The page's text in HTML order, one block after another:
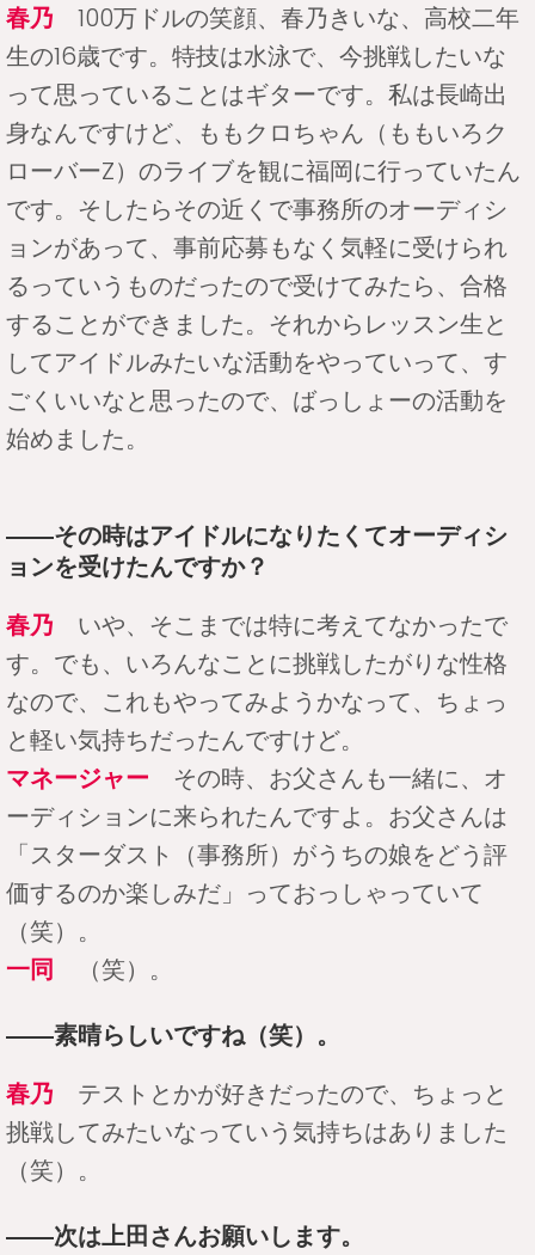
春乃 100万ドルの笑顔、春乃きいな、高校二年
生の16歳です。特技は水泳で、今挑戦したいな
って思っていることはギターです。私は長崎出
身なんですけど、ももクロちゃん（ももいろク
ローバーZ）のライブを観に福岡に行っていたん
です。そしたらその近くで事務所のオーディシ
ョンがあって、事前応募もなく気軽に受けられ
るっていうものだったので受けてみたら、合格
することができました。それからレッスン生と
してアイドルみたいな活動をやっていって、す
ごくいいなと思ったので、ばっしょーの活動を
始めました。
――その時はアイドルになりたくてオーディシ
ョンを受けたんですか？
春乃 いや、そこまでは特に考えてなかったで
す。でも、いろんなことに挑戦したがりな性格
なので、これもやってみようかなって、ちょっ
と軽い気持ちだったんですけど。
マネージャー その時、お父さんも一緒に、オ
ーディションに来られたんですよ。お父さんは
「スターダスト（事務所）がうちの娘をどう評
価するのか楽しみだ」っておっしゃっていて
（笑）。
一同 （笑）。
――素晴らしいですね（笑）。
春乃 テストとかが好きだったので、ちょっと
挑戦してみたいなっていう気持ちはありました
（笑）。
――次は上田さんお願いします。